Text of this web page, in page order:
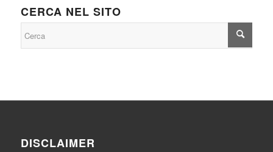
CERCA NEL SITO
DISCLAIMER